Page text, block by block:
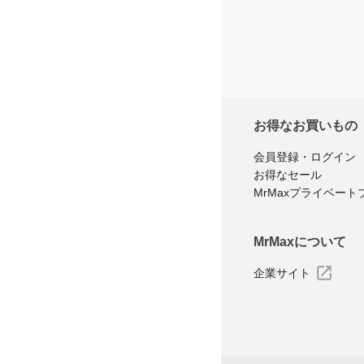
お得なお買いもの
会員登録・ログイン
お得なセール
MrMaxプライベート
MrMaxについて
企業サイト